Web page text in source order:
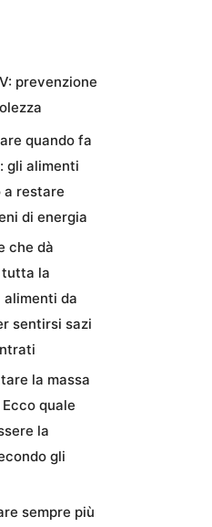
prevenzione
quando fa
gli alimenti
a restare
di energia
che dà
la
da
sentirsi sazi
la massa
quale
la
gli
sempre più